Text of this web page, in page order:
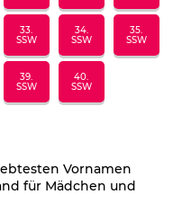
33.
SSW
34.
SSW
35.
SSW
39.
SSW
40.
SSW
Vornamen
für Mädchen und